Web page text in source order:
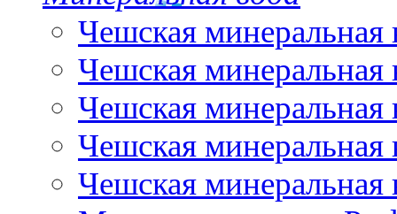
Чешская минеральная
Чешская минеральная
Чешская минеральная
Чешская минеральная
Чешская минеральная